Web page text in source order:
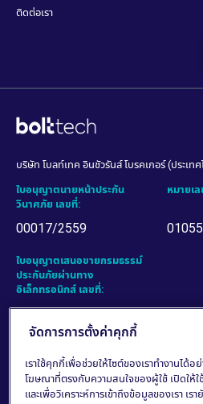
จัดการการตั้งค่าคุกกี้
เราใช้คุกกี้เพื่อช่วยให้ไซต์ของเราทำงานได้
โฆษณาที่ตรงกับความสนใจของผู้ใช้ เปิดให้
และเพื่อวิเคราะห์การเข้าถึงข้อมูลของเรา เ